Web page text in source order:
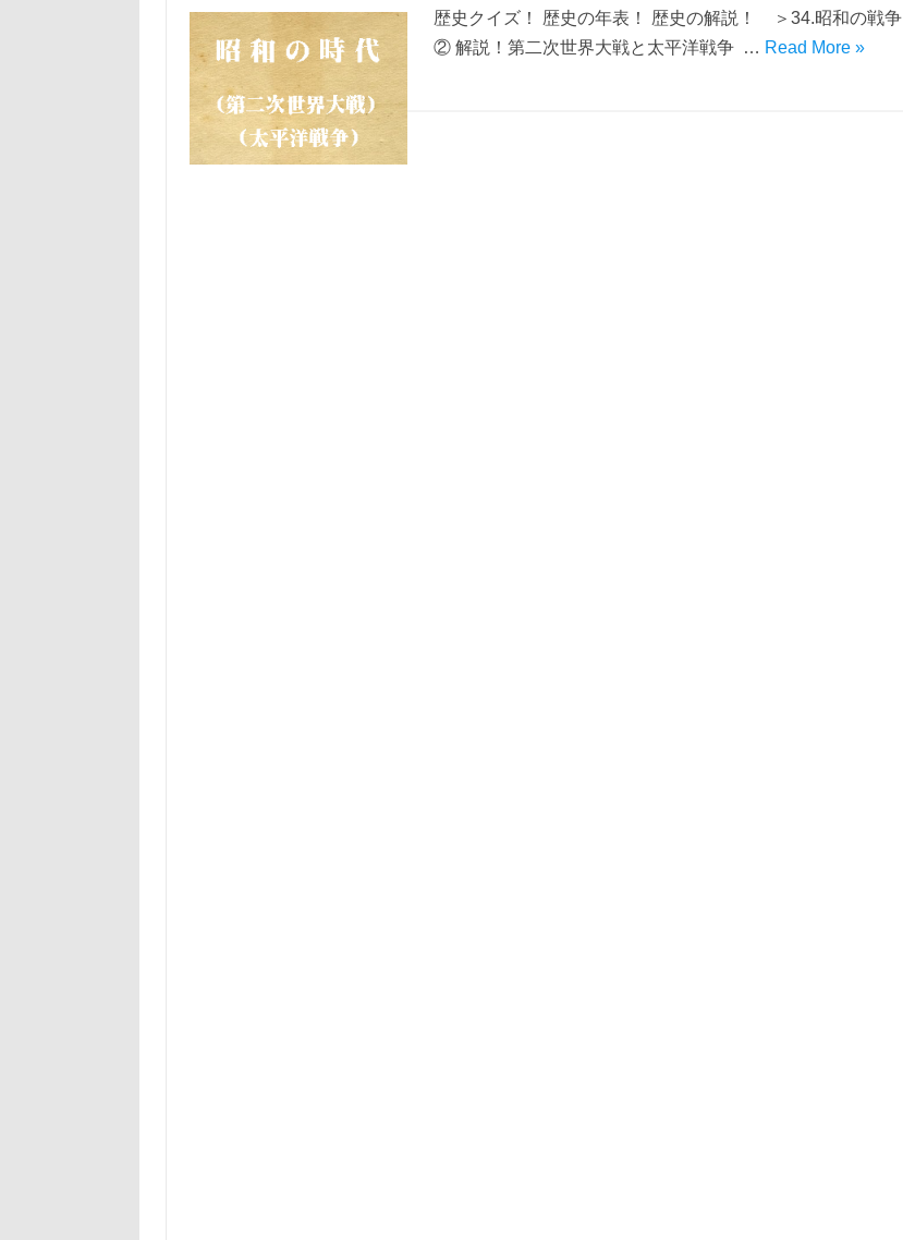
歴史クイズ！ 歴史の年表！ 歴史の解説！ ＞34.昭和の戦争
② 解説！第二次世界大戦と太平洋戦争 … Read More »